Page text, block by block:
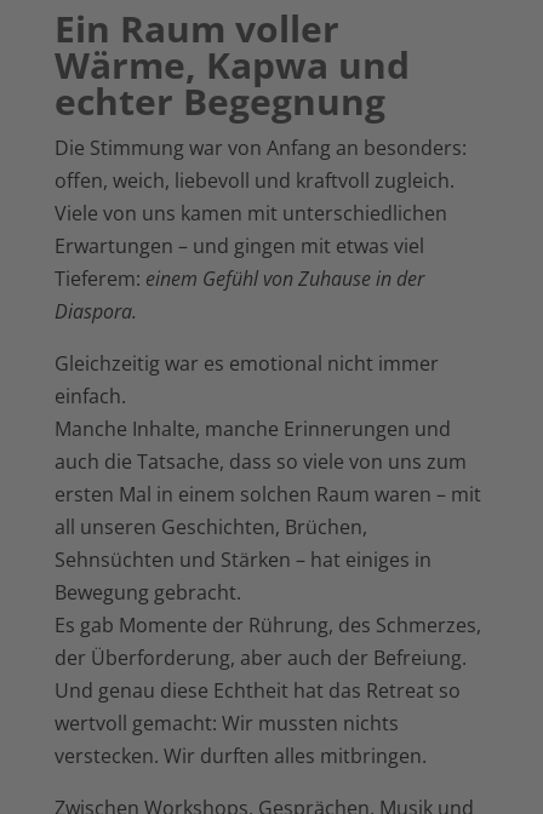
Ein Raum voller
Wärme, Kapwa und
echter Begegnung
Die Stimmung war von Anfang an besonders:
offen, weich, liebevoll und kraftvoll zugleich.
Viele von uns kamen mit unterschiedlichen
Erwartungen – und gingen mit etwas viel
Tieferem: einem Gefühl von Zuhause in der
Diaspora.
Gleichzeitig war es emotional nicht immer
einfach.
Manche Inhalte, manche Erinnerungen und
auch die Tatsache, dass so viele von uns zum
ersten Mal in einem solchen Raum waren – mit
all unseren Geschichten, Brüchen,
Sehnsüchten und Stärken – hat einiges in
Bewegung gebracht.
Es gab Momente der Rührung, des Schmerzes,
der Überforderung, aber auch der Befreiung.
Und genau diese Echtheit hat das Retreat so
wertvoll gemacht: Wir mussten nichts
verstecken. Wir durften alles mitbringen.
Zwischen Workshops, Gesprächen, Musik und